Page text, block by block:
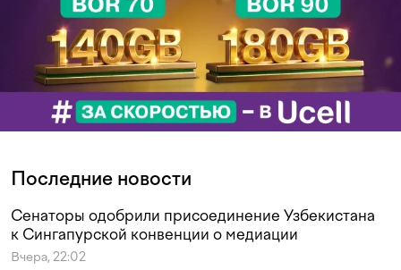
Последние новости
Сенаторы одобрили присоединение Узбекистана
к Сингапурской конвенции о медиации
Вчера, 22:02